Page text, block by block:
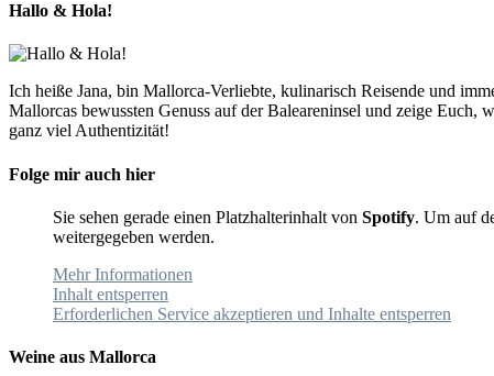
Hallo & Hola!
Ich heiße Jana, bin Mallorca-Verliebte, kulinarisch Reisende und
Mallorcas bewussten Genuss auf der Baleareninsel und zeige
ganz viel Authentizität!
Folge mir auch hier
Sie sehen gerade einen Platzhalterinhalt von Spotify. Um auf
weitergegeben werden.
Mehr Informationen
Inhalt entsperren
Erforderlichen Service akzeptieren und Inhalte entsperren
Weine aus Mallorca